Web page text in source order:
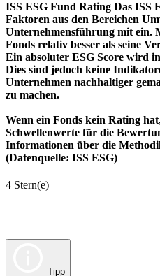
ISS ESG Fund Rating Das ISS
Faktoren aus den Bereichen
Unternehmensführung mit ein.
Fonds relativ besser als seine
Ein absoluter ESG Score wird
Dies sind jedoch keine
Unternehmen nachhaltiger
zu machen.
Wenn ein Fonds kein Rating
Schwellenwerte für die
Informationen über die
(Datenquelle: ISS ESG)
4 Stern(e)
Tipp